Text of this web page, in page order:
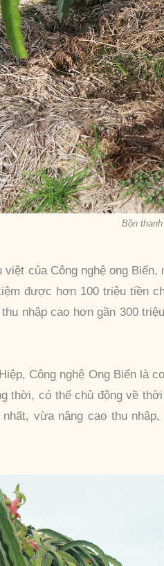
Bồn
việt của Công nghệ ong
được hơn 100 triệu tiền
nhập cao hơn gần 300
Công nghệ Ong Biển là
thời, có thể chủ động về
nhất, vừa nâng cao thu